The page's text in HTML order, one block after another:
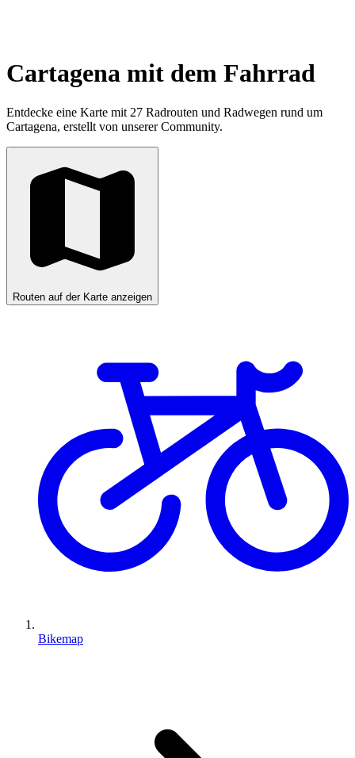
Cartagena mit dem Fahrrad
Entdecke eine Karte mit 27 Radrouten und Radwegen rund um
Cartagena, erstellt von unserer Community.
Routen auf der Karte anzeigen
Bikemap